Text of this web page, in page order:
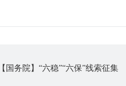
【国务院】“六稳”“六保”线索征集